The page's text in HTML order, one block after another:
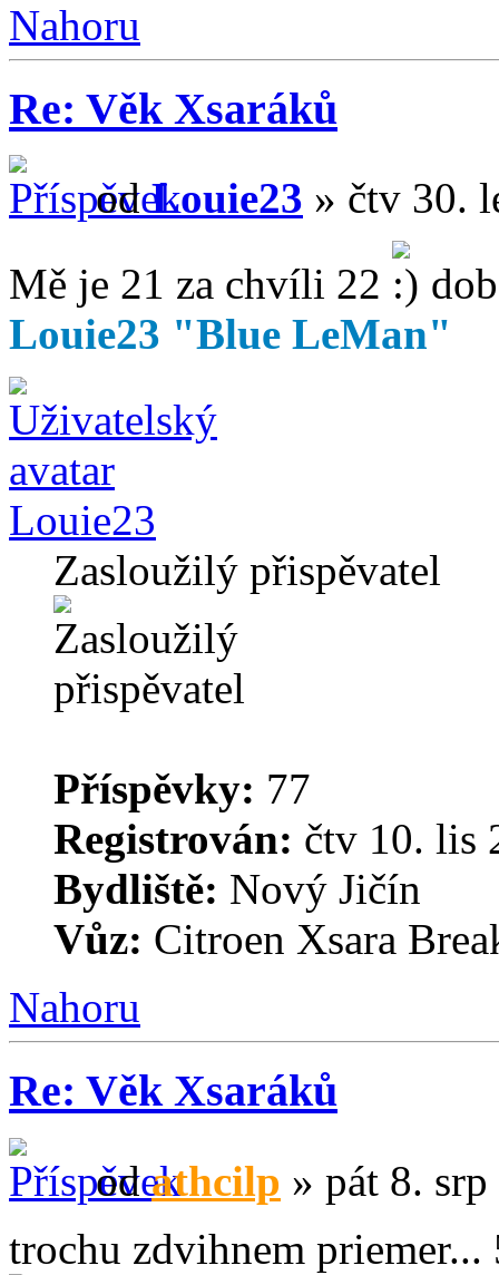
Nahoru
Re: Věk Xsaráků
odLouie23 » čtv 30.
Mě je 21 za chvíli 22
Louie23 "Blue LeMan"
Louie23
Zasloužilý přispěvatel
Příspěvky: 77
Registrován: čtv 10. lis
Bydliště: Nový Jičín
Vůz: Citroen Xsara
Nahoru
Re: Věk Xsaráků
odathcilp » pát 8.
trochu zdvihnem priemer...